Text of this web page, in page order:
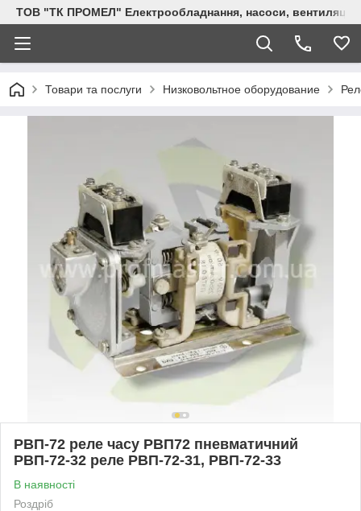
ТОВ "ТК ПРОМЕЛ" Електрообладнання, насоси, вентиляція,
Товари та послуги Низковольтное оборудование
РВП-72 реле часу РВП72 пневматичний
РВП-72-32 реле РВП-72-31, РВП-72-33
В наявності
Роздріб